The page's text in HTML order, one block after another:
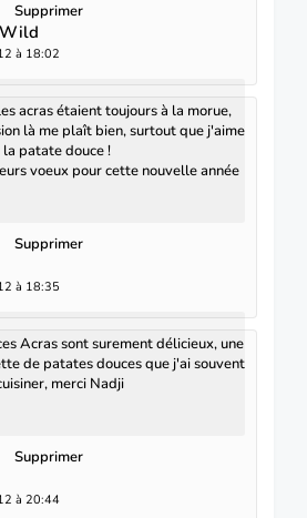
Supprimer
à 18:02
acras étaient toujours à la morue,
là me plaît bien, surtout que j'aime
la patate douce !
voeux pour cette nouvelle année
Supprimer
à 18:35
Acras sont surement délicieux, une
de patates douces que j'ai souvent
merci Nadji
Supprimer
à 20:44